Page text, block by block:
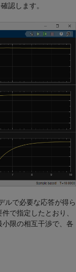
認します。
ルで必要な応答が得ら
で指定したとおり、
限の相互干渉で、各